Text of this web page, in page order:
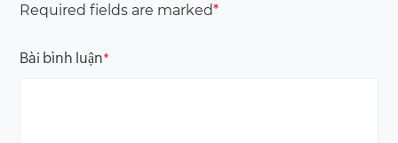
Required fields are marked*
Bài bình luận*